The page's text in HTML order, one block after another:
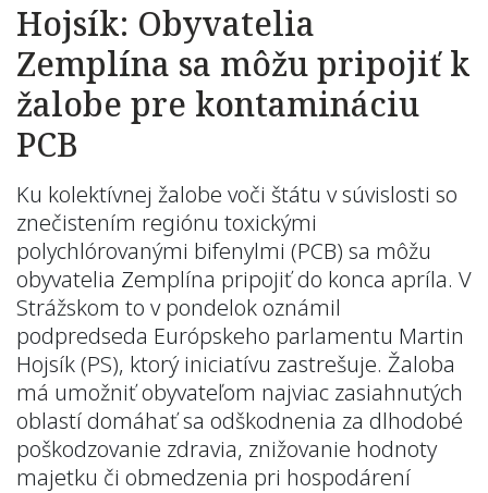
Hojsík: Obyvatelia
Zemplína sa môžu pripojiť k
žalobe pre kontamináciu
PCB
Ku kolektívnej žalobe voči štátu v súvislosti so
znečistením regiónu toxickými
polychlórovanými bifenylmi (PCB) sa môžu
obyvatelia Zemplína pripojiť do konca apríla. V
Strážskom to v pondelok oznámil
podpredseda Európskeho parlamentu Martin
Hojsík (PS), ktorý iniciatívu zastrešuje. Žaloba
má umožniť obyvateľom najviac zasiahnutých
oblastí domáhať sa odškodnenia za dlhodobé
poškodzovanie zdravia, znižovanie hodnoty
majetku či obmedzenia pri hospodárení